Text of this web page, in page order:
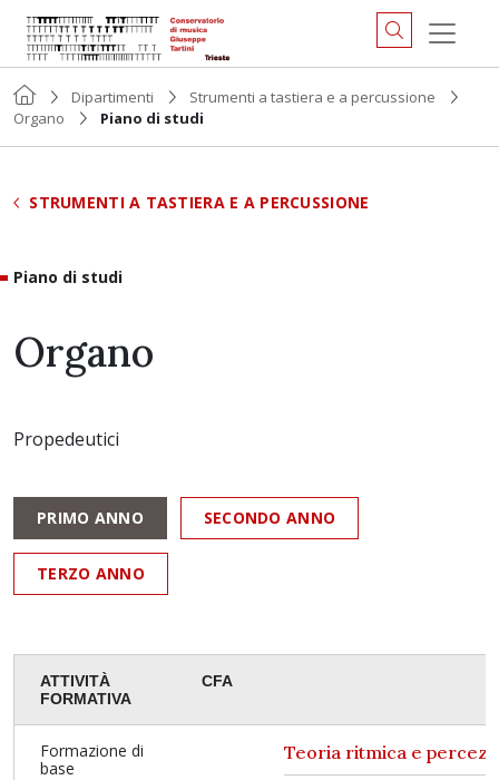
Dipartimenti
Strumenti a tastiera e a percussione
Organo
Piano di studi
STRUMENTI A TASTIERA E A PERCUSSIONE
Piano di studi
Organo
Propedeutici
PRIMO ANNO SECONDO ANNO
TERZO ANNO
ATTIVITÀ
FORMATIVA
CFA
Formazione di
base
Teoria ritmica e